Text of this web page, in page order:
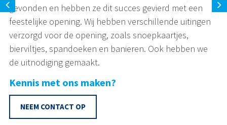
gevonden en hebben ze dit succes gevierd met een
feestelijke opening. Wij hebben verschillende uitingen
verzorgd voor de opening, zoals snoepkaartjes,
bierviltjes, spandoeken en banieren. Ook hebben we
de uitnodiging gemaakt.
Kennis met ons maken?
NEEM CONTACT OP